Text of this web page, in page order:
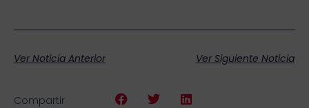
Ver Noticia Anterior Ver Siguiente Noticia
Compartir